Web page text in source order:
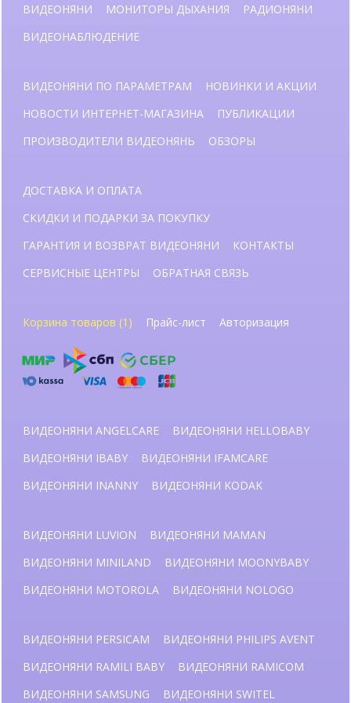
ВИДЕОНЯНИ
МОНИТОРЫ ДЫХАНИЯ
РАДИОНЯНИ
ВИДЕОНАБЛЮДЕНИЕ
ВИДЕОНЯНИ ПО ПАРАМЕТРАМ
НОВИНКИ И АКЦИИ
НОВОСТИ ИНТЕРНЕТ-МАГАЗИНА
ПУБЛИКАЦИИ
ПРОИЗВОДИТЕЛИ ВИДЕОНЯНЬ
ОБЗОРЫ
ДОСТАВКА И ОПЛАТА
СКИДКИ И ПОДАРКИ ЗА ПОКУПКУ
ГАРАНТИЯ И ВОЗВРАТ ВИДЕОНЯНИ
КОНТАКТЫ
СЕРВИСНЫЕ ЦЕНТРЫ
ОБРАТНАЯ СВЯЗЬ
Корзина товаров (1) Прайс-лист Авторизация
ВИДЕОНЯНИ ANGELCARE
ВИДЕОНЯНИ HELLOBABY
ВИДЕОНЯНИ IBABY
ВИДЕОНЯНИ IFAMCARE
ВИДЕОНЯНИ INANNY
ВИДЕОНЯНИ KODAK
ВИДЕОНЯНИ LUVION
ВИДЕОНЯНИ MAMAN
ВИДЕОНЯНИ MINILAND
ВИДЕОНЯНИ MOONYBABY
ВИДЕОНЯНИ MOTOROLA
ВИДЕОНЯНИ NOLOGO
ВИДЕОНЯНИ PERSICAM
ВИДЕОНЯНИ PHILIPS AVENT
ВИДЕОНЯНИ RAMILI BABY
ВИДЕОНЯНИ RAMICOM
ВИДЕОНЯНИ SAMSUNG
ВИДЕОНЯНИ SWITEL